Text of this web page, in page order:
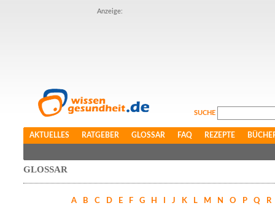
Anzeige:
SUCHE
AKTUELLES RATGEBER GLOSSAR FAQ REZEPTE
GLOSSAR
A B C D E F G H J K L M N O P Q R